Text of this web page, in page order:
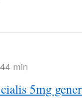
min
5mg